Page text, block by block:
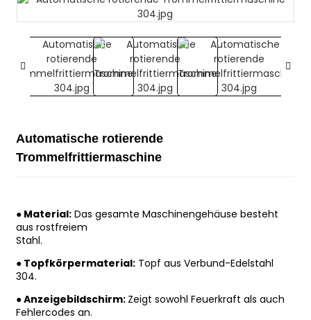
Automatische rotierende
Trommelfrittiermaschine
● Material:Das gesamte Maschinengehäuse besteht
aus rostfreiem
Stahl.
● Topfkörpermaterial:Topf aus Verbund-Edelstahl
304.
● Anzeigebildschirm: Zeigt sowohl Feuerkraft als auch
Fehlercodes an.